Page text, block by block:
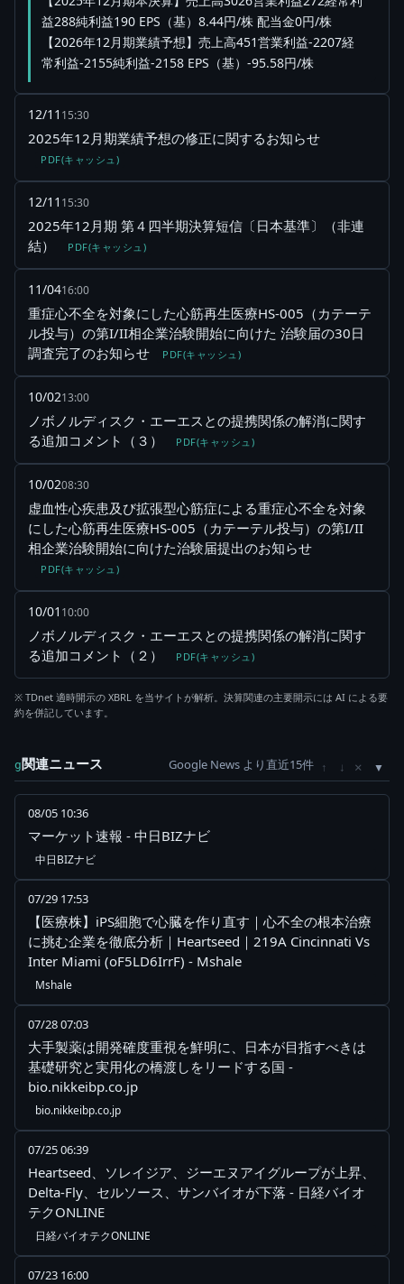
益288純利益190 EPS（基）8.44円/株 配当金0円/株
【2026年12月期業績予想】売上高451営業利益-2207経
常利益-2155純利益-2158 EPS（基）-95.58円/株
12/11 15:30
2025年12月期業績予想の修正に関するお知らせ
PDF(キャッシュ)
12/11 15:30
2025年12月期 第４四半期決算短信〔日本基準〕（非連
結）
PDF(キャッシュ)
11/0416:00
重症心不全を対象にした心筋再生医療HS-005（カテーテ
ル投与）の第I/II相企業治験開始に向けた 治験届の30日
調査完了のお知らせ
PDF(キャッシュ)
10/0213:00
ノボノルディスク・エーエスとの提携関係の解消に関す
る追加コメント（３）
PDF(キャッシュ)
10/0208:30
虚血性心疾患及び拡張型心筋症による重症心不全を対象
にした心筋再生医療HS-005（カテーテル投与）の第I/II
相企業治験開始に向けた治験届提出のお知らせ
PDF(キャッシュ)
10/01 10:00
ノボノルディスク・エーエスとの提携関係の解消に関す
る追加コメント（２）
PDF(キャッシュ)
※ TDnet 適時開示の XBRL を当サイトが解析。決算関連の主要開示には AI による要
約を併記しています。
g関連ニュース Google News より直近15件 ↑ ↓ ×
08/05 10:36
マーケット速報 - 中日BIZナビ
中日BIZナビ
07/29 17:53
【医療株】iPS細胞で心臓を作り直す｜心不全の根本治療
に挑む企業を徹底分析｜Heartseed｜219A Cincinnati Vs
Inter Miami (oF5LD6IrrF) - Mshale
Mshale
07/28 07:03
大手製薬は開発確度重視を鮮明に、日本が目指すべきは
基礎研究と実用化の橋渡しをリードする国 -
bio.nikkeibp.co.jp
bio.nikkeibp.co.jp
07/25 06:39
Heartseed、ソレイジア、ジーエヌアイグループが上昇、
Delta-Fly、セルソース、サンバイオが下落 - 日経バイオ
テクONLINE
日経バイオテクONLINE
07/23 16:00